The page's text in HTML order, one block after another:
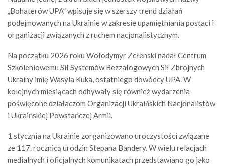
„Bohaterów UPA” wpisuje się w szerszy trend działań
podejmowanych na Ukrainie w zakresie upamiętniania postaci i
organizacji związanych z ruchem nacjonalistycznym.
Na początku 2026 roku Wołodymyr Zełenski nadał Centrum
Szkoleniowemu Sił Systemów Bezzałogowych Sił Zbrojnych
Ukrainy imię Wasyla Kuka, ostatniego dowódcy UPA. W
kolejnych miesiącach odbywały się również wydarzenia
poświęcone działaczom Organizacji Ukraińskich Nacjonalistów
i Ukraińskiej Powstańczej Armii.
1 stycznia na Ukrainie zorganizowano uroczystości związane
ze 117. rocznicą urodzin Stepana Bandery. W wielu relacjach
medialnych i oficjalnych komunikatach przedstawiano go jako